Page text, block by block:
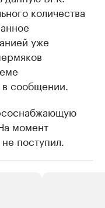
количества
уже
сообщении.
момент
поступил.